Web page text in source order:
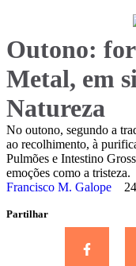
Outono:
Metal, em
Natureza
No outono, segundo a
ao recolhimento, à
Pulmões e Intestino
emoções como a tristeza.
Francisco M. Galope
Partilhar